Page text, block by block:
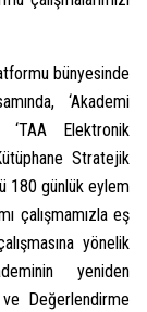
bünyesinde
‘Akademi
‘TAA Elektronik
Stratejik
180 günlük eylem
çalışmamızla eş
yönelik
yeniden
ve Değerlendirme